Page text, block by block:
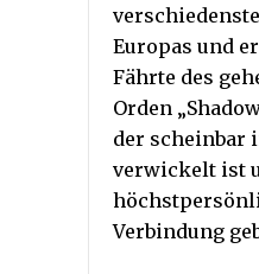
Europas und
Fährte des
Orden
der scheinbar
verwickelt ist
Verbindung